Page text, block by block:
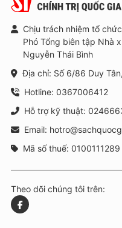
Chịu trách nhiệm tổ
Phó Tổng biên tập Nhà
Nguyễn Thái Bình
Địa chỉ: Số 6/86 Duy
Hotline: 0367006412
Hỗ trợ kỹ thuật:
Email:
Mã số thuế: 0100111289
Theo dõi chúng tôi trên: